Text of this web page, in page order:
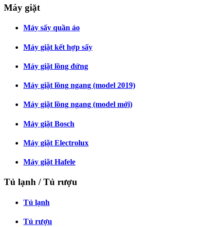
Máy giặt
Máy sấy quần áo
Máy giặt kết hợp sấy
Máy giặt lồng đứng
Máy giặt lồng ngang (model 2019)
Máy giặt lồng ngang (model mới)
Máy giặt Bosch
Máy giặt Electrolux
Máy giặt Hafele
Tủ lạnh / Tủ rượu
Tủ lạnh
Tủ rượu